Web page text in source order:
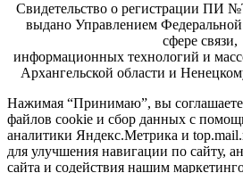
Свидетельство о регистрации ПИ
выдано Управлением
сфере связи,
информационных технологий и
Архангельской области и
Нажимая “Принимаю”, вы
файлов cookie и сбор данных с
аналитики Яндекс.Метрика и
для улучшения навигации по сайту,
сайта и содействия нашим